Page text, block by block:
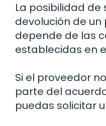
La posibilidad de
devolución de
depende de las
establecidas en
Si el proveedor
parte del
puedas solicitar